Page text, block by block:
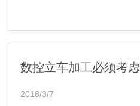
数控立车加工必须考
2018/3/7